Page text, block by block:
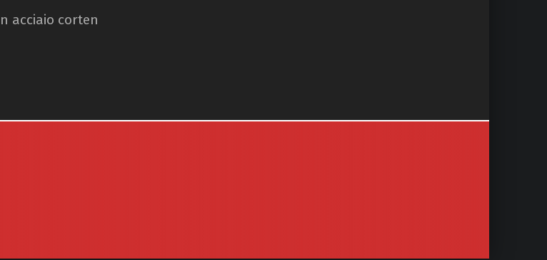
acciaio corten